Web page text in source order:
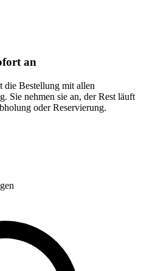
an
die Bestellung mit allen
Sie nehmen sie an, der Rest läuft
oder Reservierung.